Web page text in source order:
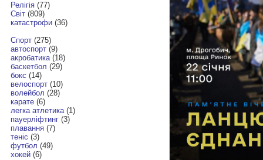
Релігія(77)
Світ(809)
катастрофи(36)
Спорт(275)
автоспорт(9)
акробатика(18)
баскетбол (29)
бокс (14)
велоспорт(10)
волейбол (28)
карате(6)
легка атлетика(1)
пауерліфтинг(3)
плавання(7)
теніс (3)
футбол (49)
хокей(6)